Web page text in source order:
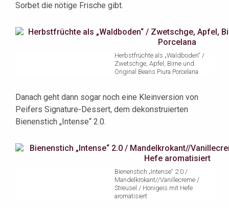
Sorbet die nötige Frische gibt.
Herbstfrüchte als „Waldboden“ /
Zwetschge, Apfel, Birne und
Original Beans Piura Porcelana
Danach geht dann sogar noch eine Kleinversion von
Peifers Signature-Dessert, dem dekonstruierten
Bienenstich „Intense“ 2.0.
Bienenstich „Intense“ 2.0 /
Mandelkrokant//Vanillecreme /
Streusel / Honigeis mit Hefe
aromatisiert